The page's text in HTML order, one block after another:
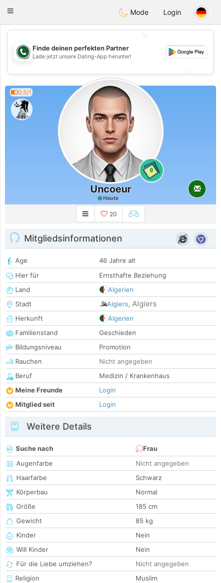
Weshrak
Toggle
Mode Login
💖
💕
Finde deinen perfekten Partner
Lade jetzt unsere Dating-App herunter!
0.5/1
0
Uncoeur
Heute
20
Mitgliedsinformationen
Age
46 Jahre alt
Hier für
Ernsthafte Beziehung
Land
Algerien
Stadt
Algiers, Algiers
Herkunft
Algerien
Familienstand
Geschieden
Bildungsniveau
Promotion
Rauchen
Nicht angegeben
Beruf
Medizin / Krankenhaus
Meine Freunde
Login
Mitglied seit
Login
Weitere Details
Suche nach
Frau
Augenfarbe
Nicht angegeben
Haarfarbe
Schwarz
Körperbau
Normal
Größe
185 cm
Gewicht
85 kg
Kinder
Nein
Will Kinder
Nein
Für die Liebe umziehen?
Nicht angegeben
Religion
Muslim